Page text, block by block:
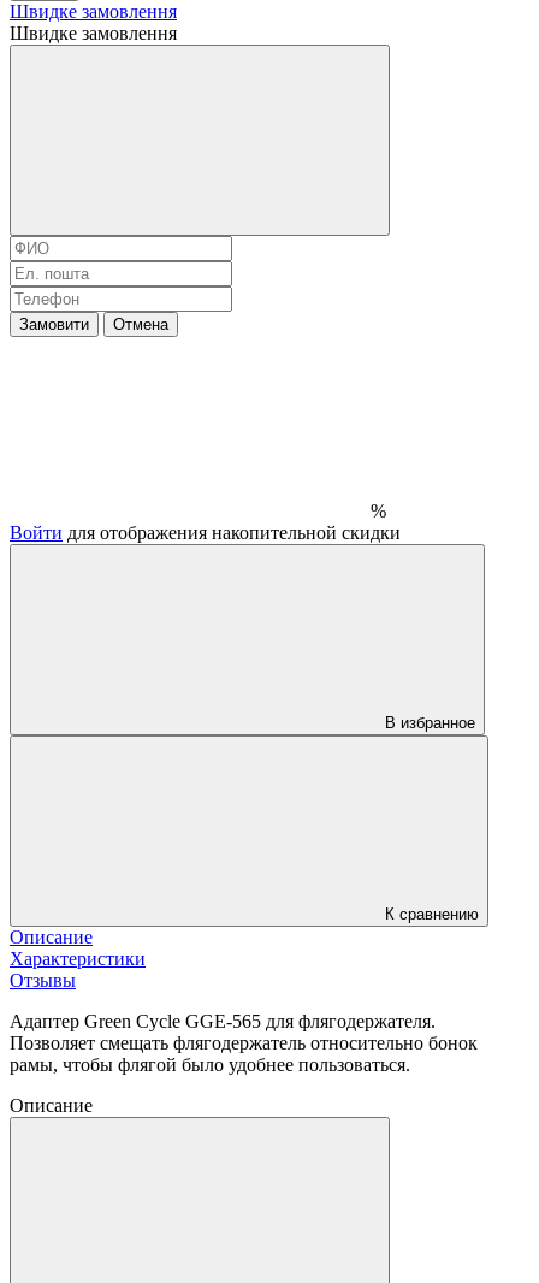
Швидке замовлення
Швидке замовлення
Замовити Отмена
%
Войти для отображения накопительной скидки
В избранное
К сравнению
Описание
Характеристики
Отзывы
Адаптер Green Cycle GGE-565 для флягодержателя.
Позволяет смещать флягодержатель относительно бонок
рамы, чтобы флягой было удобнее пользоваться.
Описание